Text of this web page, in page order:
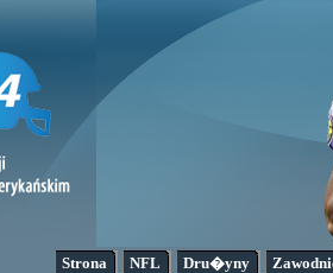
Strona NFL Dru�yny